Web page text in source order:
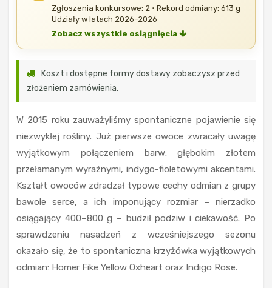
Zgłoszenia konkursowe: 2 · Rekord odmiany: 613 g
Udziały w latach 2026–2026
Zobacz wszystkie osiągnięcia
Koszt i dostępne formy dostawy zobaczysz przed
złożeniem zamówienia.
W 2015 roku zauważyliśmy spontaniczne pojawienie się
niezwykłej rośliny. Już pierwsze owoce zwracały uwagę
wyjątkowym połączeniem barw: głębokim złotem
przełamanym wyraźnymi, indygo-fioletowymi akcentami.
Kształt owoców zdradzał typowe cechy odmian z grupy
bawole serce, a ich imponujący rozmiar – nierzadko
osiągający 400–800 g – budził podziw i ciekawość. Po
sprawdzeniu nasadzeń z wcześniejszego sezonu
okazało się, że to spontaniczna krzyżówka wyjątkowych
odmian: Homer Fike Yellow Oxheart oraz Indigo Rose.